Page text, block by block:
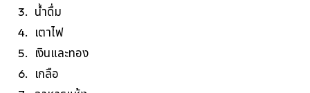
น้ำดื่ม
เตาไฟ
เงินและทอง
เกลือ